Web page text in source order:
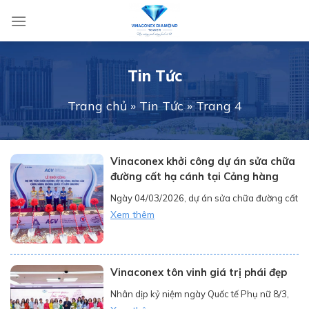
content
Tin Tức
Trang chủ » Tin Tức»Trang 4
Vinaconex khởi công dự án sửa chữa
đường cất hạ cánh tại Cảng hàng
không quốc tế Liên Khương
Ngày 04/03/2026, dự án sửa chữa đường cất
hạ cánh và đường lăn tại Cảng hàng không
việc nâng cấp hạ tầng hàng không khu vực
Tây Nguyên. Với sự tham gia của Tổng công
ty CP Vinaconex […]
Xem thêm
Vinaconex tôn vinh giá trị phái đẹp
Nhân dịp kỷ niệm ngày Quốc tế Phụ nữ 8/3,